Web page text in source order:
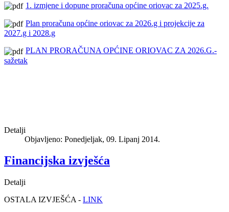
1. izmjene i dopune proračuna općine oriovac za 2025.g.
Plan proračuna općine oriovac za 2026.g i projekcije za
2027.g i 2028.g
PLAN PRORAČUNA OPĆINE ORIOVAC ZA 2026.G.-
sažetak
Detalji
Objavljeno: Ponedjeljak, 09. Lipanj 2014.
Financijska izvješća
Detalji
OSTALA IZVJEŠĆA - LINK